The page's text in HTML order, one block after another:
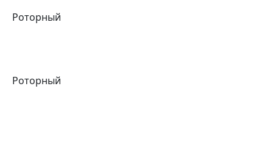
Роторный
Роторный